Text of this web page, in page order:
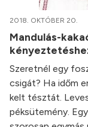
2018. OKTÓBER 20.
Mandulás-
Szeretnél egy
csigát? Ha időm
kelt tésztát.
péksütemény.